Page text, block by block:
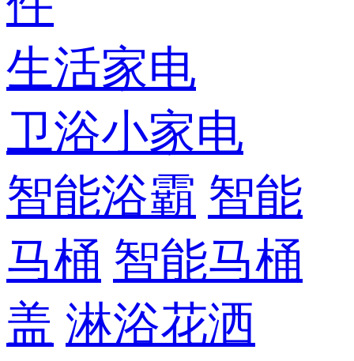
生活家电
卫浴小家电
智能浴霸 智能
马桶 智能马桶
盖 淋浴花洒